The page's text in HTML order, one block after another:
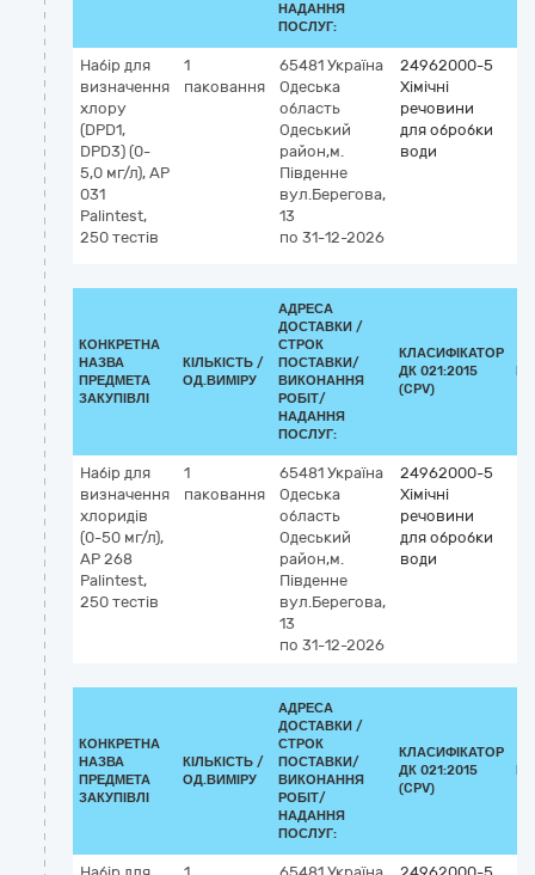
НАДАННЯ
ПОСЛУГ:
Набір для
визначення
хлору
(DPD1,
DPD3) (0-
5,0 мг/л), AP
031
Palintest,
250 тестів
1
паковання
65481 Україна
Одеська
область
Одеський
район,м.
Південне
вул.Берегова,
13
по 31-12-2026
24962000-5
Хімічні
речовини
для обробки
води
КОНКРЕТНА
НАЗВА
ПРЕДМЕТА
ЗАКУПІВЛІ
КІЛЬКІСТЬ /
ОД.ВИМІРУ
АДРЕСА
ДОСТАВКИ /
СТРОК
ПОСТАВКИ/
ВИКОНАННЯ
РОБІТ/
НАДАННЯ
ПОСЛУГ:
КЛАСИФІКАТОР
ДК 021:2015
(CPV)
Набір для
визначення
хлоридів
(0-50 мг/л),
AP 268
Palintest,
250 тестів
1
паковання
65481 Україна
Одеська
область
Одеський
район,м.
Південне
вул.Берегова,
13
по 31-12-2026
24962000-5
Хімічні
речовини
для обробки
води
КОНКРЕТНА
НАЗВА
ПРЕДМЕТА
ЗАКУПІВЛІ
КІЛЬКІСТЬ /
ОД.ВИМІРУ
АДРЕСА
ДОСТАВКИ /
СТРОК
ПОСТАВКИ/
ВИКОНАННЯ
РОБІТ/
НАДАННЯ
ПОСЛУГ:
КЛАСИФІКАТОР
ДК 021:2015
(CPV)